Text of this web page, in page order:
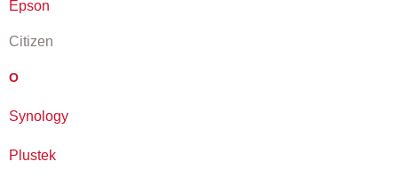
Epson
Citizen
O
Synology
Plustek